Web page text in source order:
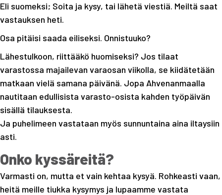
Eli suomeksi; Soita ja kysy, tai lähetä viestiä. Meiltä saat
vastauksen heti.
Osa pitäisi saada eiliseksi. Onnistuuko?
Lähestulkoon, riittääkö huomiseksi? Jos tilaat
varastossa majailevan varaosan viikolla, se kiidätetään
matkaan vielä samana päivänä. Jopa Ahvenanmaalla
nautitaan edullisista varasto-osista kahden työpäivän
sisällä tilauksesta.
Ja puhelimeen vastataan myös sunnuntaina aina iltaysiin
asti.
Onko kyssäreitä?
Varmasti on, mutta et vain kehtaa kysyä. Rohkeasti vaan,
heitä meille tiukka kysymys ja lupaamme vastata